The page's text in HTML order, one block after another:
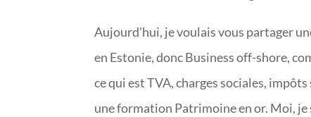
Aujourd’hui, je voulais vous partager
en Estonie, donc Business off-shore,
ce qui est TVA, charges sociales,
une formation Patrimoine en or. Moi, je